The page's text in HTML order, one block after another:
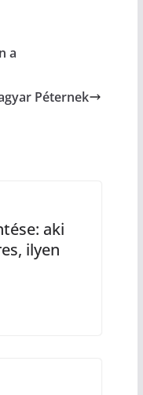
a
Péternek
aki
ilyen